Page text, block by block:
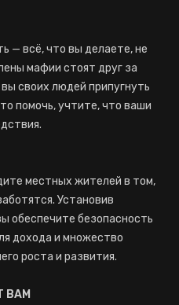
— всё, что вы делаете, не
мафии стоят друг за
своих людей припугнуть
помочь, учтите, что ваши
местных жителей в том,
Установив
обеспечите безопасность
дохода и множество
роста и развития.
ВАМ